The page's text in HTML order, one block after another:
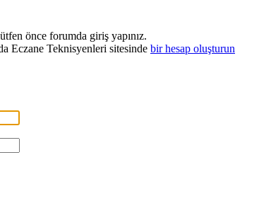
önce forumda giriş yapınız.
Eczane Teknisyenleri sitesinde bir hesap oluşturun